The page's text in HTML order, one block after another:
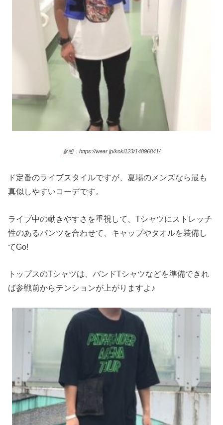
参照：https://wear.jp/koki123/14896841/
ド定番のライブスタイルですが、夏場のメンズなら最も
真似しやすいコーデです。
ライブ中の動きやすさを重視して、Tシャツにストレッチ
性のあるパンツを合わせて、キャップやタオルを装備し
てGo!
トップスのTシャツは、バンドTシャツなどを準備できれ
ば参戦前からテンションが上がりますよ♪